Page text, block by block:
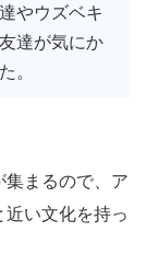
やウズベキ
達が気にか
。
まるので、ア
い文化を持っ